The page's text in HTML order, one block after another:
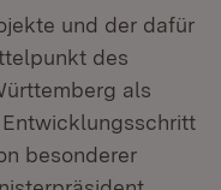
und der dafür
des
als
besonderer